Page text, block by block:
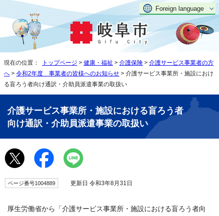
Foreign language
現在の位置： トップページ > 健康・福祉 > 介護保険 > 介護サービス事業者の方
へ > 令和2年度 事業者の皆様へのお知らせ > 介護サービス事業所・施設におけ
る盲ろう者向け通訳・介助員派遣事業の取扱い
介護サービス事業所・施設における盲ろう者
向け通訳・介助員派遣事業の取扱い
ページ番号1004889 更新日 令和3年8月31日
厚生労働省から「介護サービス事業所・施設における盲ろう者向